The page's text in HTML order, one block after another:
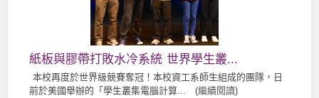
紙板與膠帶打敗水冷系統 世界學生叢...
本校再度於世界級競賽奪冠！本校資工系師生組成的團隊，日
前於美國舉辦的「學生叢集電腦計算... (繼續閱讀)